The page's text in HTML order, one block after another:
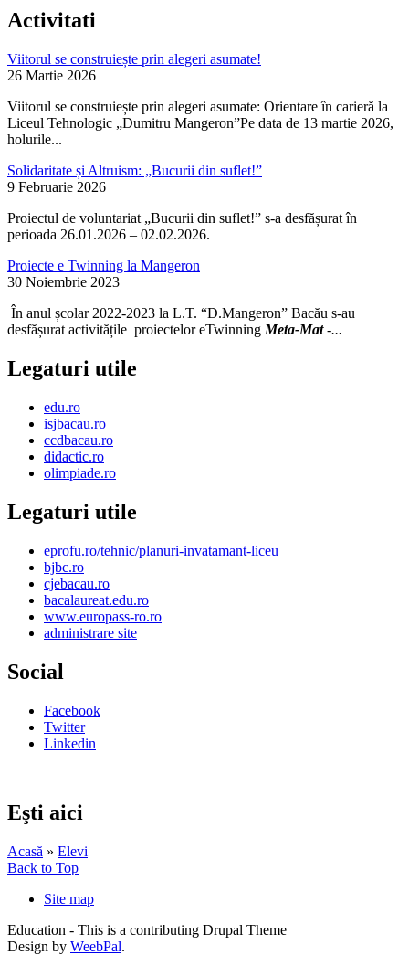
Activitati
Viitorul se construiește prin alegeri asumate!
26 Martie 2026
Viitorul se construiește prin alegeri asumate: Orientare în carieră la
Liceul Tehnologic „Dumitru Mangeron”Pe data de 13 martie 2026,
holurile...
Solidaritate și Altruism: „Bucurii din suflet!”
9 Februarie 2026
Proiectul de voluntariat „Bucurii din suflet!” s-a desfășurat în
perioada 26.01.2026 – 02.02.2026.
Proiecte e Twinning la Mangeron
30 Noiembrie 2023
În anul școlar 2022-2023 la L.T. “D.Mangeron” Bacău s-au
desfășurat activitățile proiectelor eTwinning Meta-Mat-...
Legaturi utile
edu.ro
isjbacau.ro
ccdbacau.ro
didactic.ro
olimpiade.ro
Legaturi utile
eprofu.ro/tehnic/planuri-invatamant-liceu
bjbc.ro
cjebacau.ro
bacalaureat.edu.ro
www.europass-ro.ro
administrare site
Social
Facebook
Twitter
Linkedin
Eşti aici
Acasă » Elevi
Back to Top
Site map
Education - This is a contributing Drupal Theme
Design by WeebPal.